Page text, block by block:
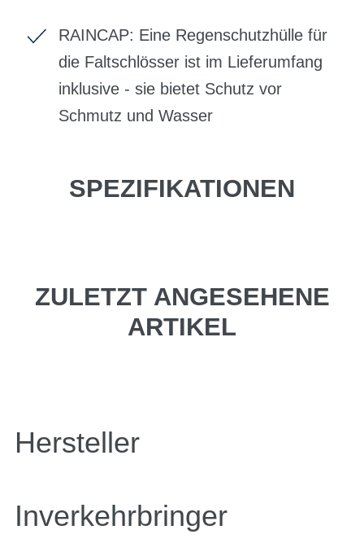
RAINCAP: Eine Regenschutzhülle für
die Faltschlösser ist im Lieferumfang
inklusive - sie bietet Schutz vor
Schmutz und Wasser
SPEZIFIKATIONEN
ZULETZT ANGESEHENE
ARTIKEL
Hersteller
Inverkehrbringer